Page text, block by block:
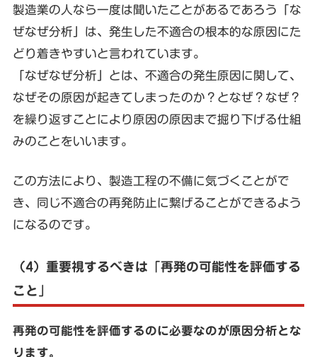
製造業の人なら一度は聞いたことがあるであろう「な
ぜなぜ分析」は、発生した不適合の根本的な原因にた
どり着きやすいと言われています。
「なぜなぜ分析」とは、不適合の発生原因に関して、
なぜその原因が起きてしまったのか？となぜ？なぜ？
を繰り返すことにより原因の原因まで掘り下げる仕組
みのことをいいます。
この方法により、製造工程の不備に気づくことがで
き、同じ不適合の再発防止に繋げることができるよう
になるのです。
（4）重要視するべきは「再発の可能性を評価する
こと」
再発の可能性を評価するのに必要なのが原因分析とな
ります。